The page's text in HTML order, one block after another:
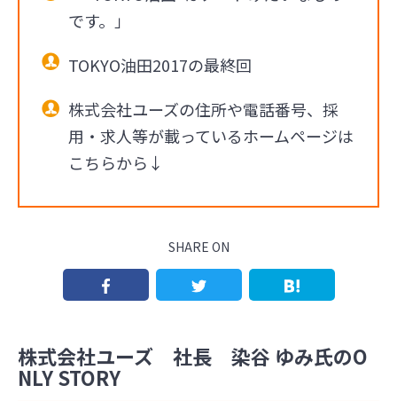
です。」
TOKYO油田2017の最終回
株式会社ユーズの住所や電話番号、採
用・求人等が載っているホームページは
こちらから↓
SHARE ON
株式会社ユーズ 社長 染谷 ゆみ氏のO
NLY STORY